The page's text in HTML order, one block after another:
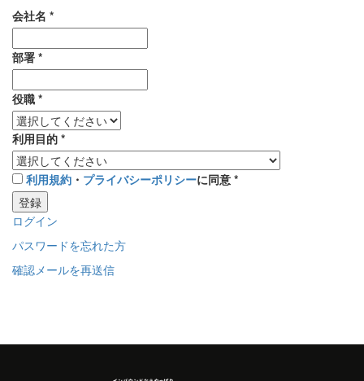
会社名 *
部署 *
役職 *
利用目的 *
利用規約 ・ プライバシーポリシーに同意 *
登録
ログイン
パスワードを忘れた方
確認メールを再送信